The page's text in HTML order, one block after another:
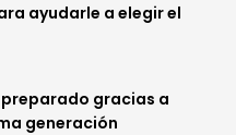
beneficias de tarifas
de tu llegada. Así,
personalizado,
con un equipo
ayudarle a elegir el
gracias a
generación